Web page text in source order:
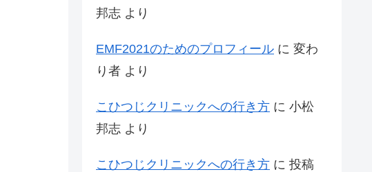
邦志 より
EMF2021のためのプロフィール に 変わ
り者 より
こひつじクリニックへの行き方 に 小松
邦志 より
こひつじクリニックへの行き方 に 投稿